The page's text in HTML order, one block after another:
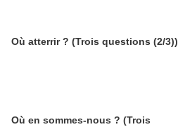
Où atterrir ? (Trois questions (2/3))
Où en sommes-nous ? (Trois